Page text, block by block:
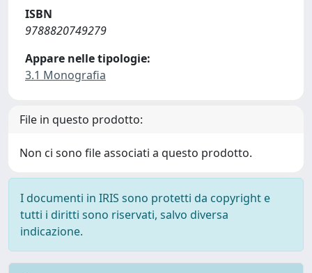
ISBN
9788820749279
Appare nelle tipologie:
3.1 Monografia
File in questo prodotto:
Non ci sono file associati a questo prodotto.
I documenti in IRIS sono protetti da copyright e
tutti i diritti sono riservati, salvo diversa
indicazione.